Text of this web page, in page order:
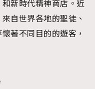
新時代精神商店。近
自世界各地的聖徒、
著不同目的的遊客，